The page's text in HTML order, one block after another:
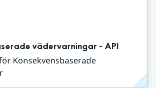
vädervarningar - API
Konsekvensbaserade